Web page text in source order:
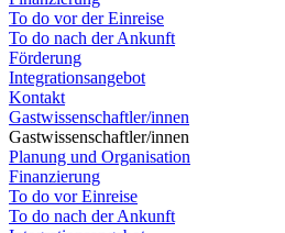
To do vor der Einreise
To do nach der Ankunft
Förderung
Integrationsangebot
Kontakt
Gastwissenschaftler/innen
Gastwissenschaftler/innen
Planung und Organisation
Finanzierung
To do vor Einreise
To do nach der Ankunft